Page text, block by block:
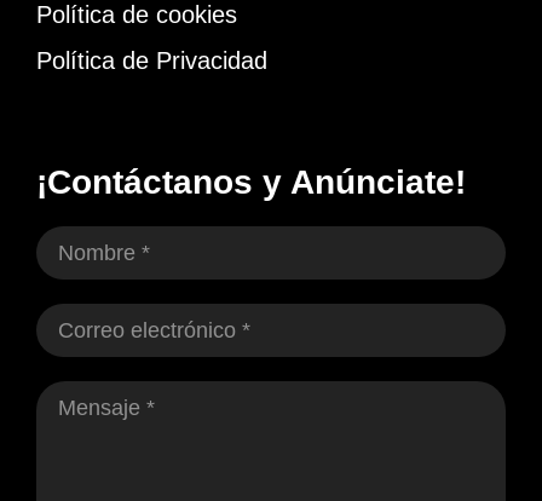
Política de cookies
Política de Privacidad
¡Contáctanos y Anúnciate!